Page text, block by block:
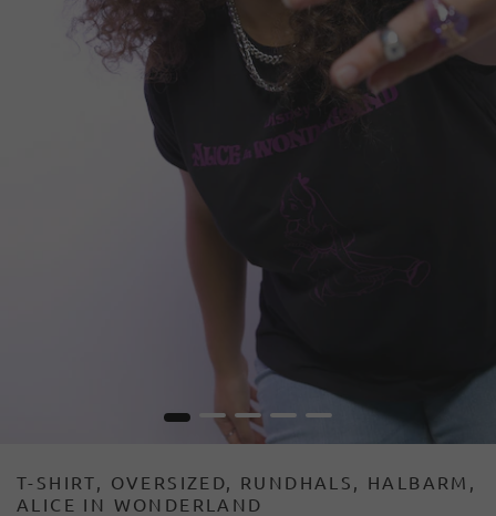
1 2 3 4 5
T-SHIRT, OVERSIZED, RUNDHALS, HALBARM,
ALICE IN WONDERLAND